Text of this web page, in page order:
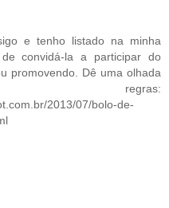
e tenho listado na minha
convidá-la a participar do
promovendo. Dê uma olhada
2013/07/bolo-de-